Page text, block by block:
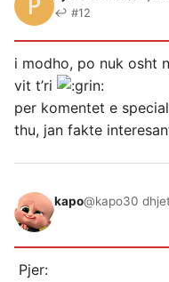
↩ #12
i modho, po nuk osht
vit t’ri
per komentet e
thu, jan fakte
kapo@kapo30
Pjer: